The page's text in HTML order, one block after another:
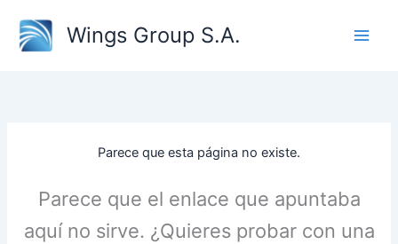
contenido
Wings Group S.A.
Parece que esta página no existe.
Parece que el enlace que apuntaba
aquí no sirve. ¿Quieres probar con una